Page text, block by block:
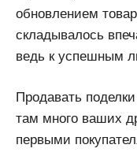
обновлением
складывалось
ведь к успешным
Продавать
там много ваших
первыми